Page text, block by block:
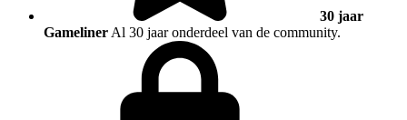
30 jaar
Gameliner Al 30 jaar onderdeel van de community.